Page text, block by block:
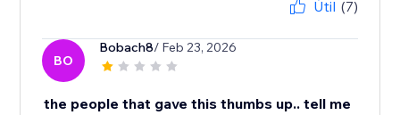
Útil (7)
BO
Bobach8/ Feb 23, 2026
the people that gave this thumbs up.. tell me